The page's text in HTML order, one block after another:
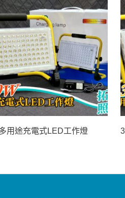
用途充電式LED工作燈